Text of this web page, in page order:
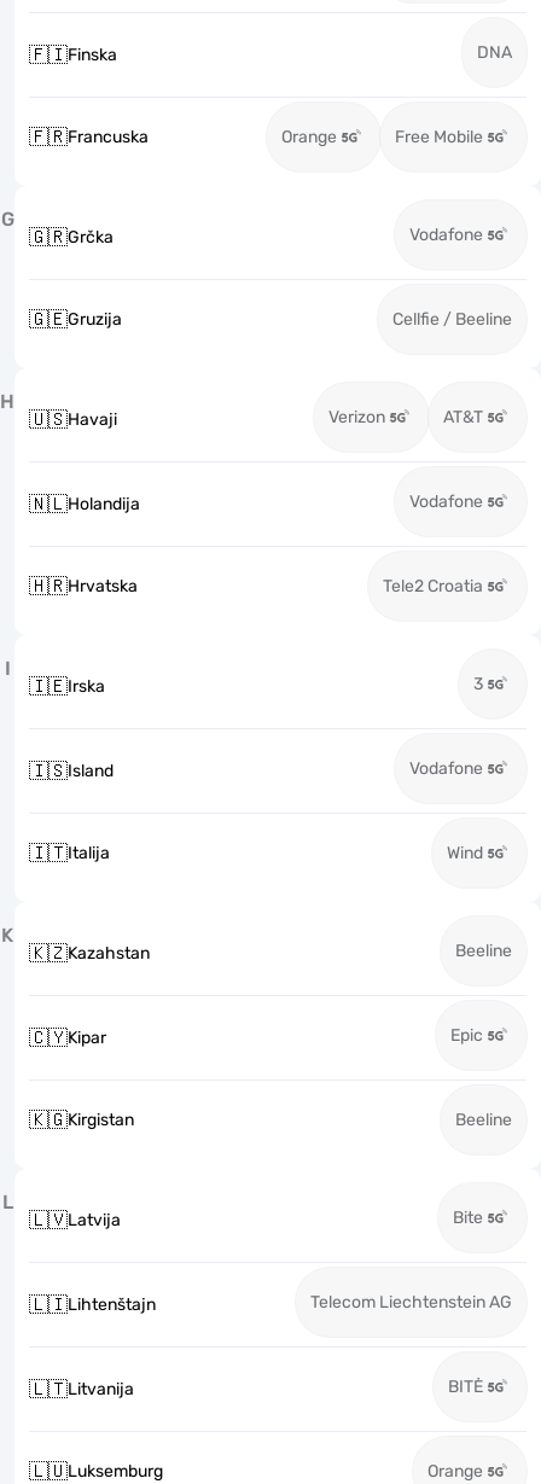
🇫🇮Finska DNA
🇫🇷Francuska Orange Free Mobile
G
🇬🇷Grčka Vodafone
🇬🇪Gruzija Cellfie / Beeline
H
🇺🇸Havaji Verizon AT&T
🇳🇱Holandija Vodafone
🇭🇷Hrvatska Tele2 Croatia
I
🇮🇪Irska 3
🇮🇸Island Vodafone
🇮🇹Italija Wind
K
🇰🇿Kazahstan Beeline
🇨🇾Kipar Epic
🇰🇬Kirgistan Beeline
L
🇱🇻Latvija Bite
🇱🇮Lihtenštajn Telecom Liechtenstein AG
🇱🇹Litvanija BITĖ
🇱🇺Luksemburg Orange